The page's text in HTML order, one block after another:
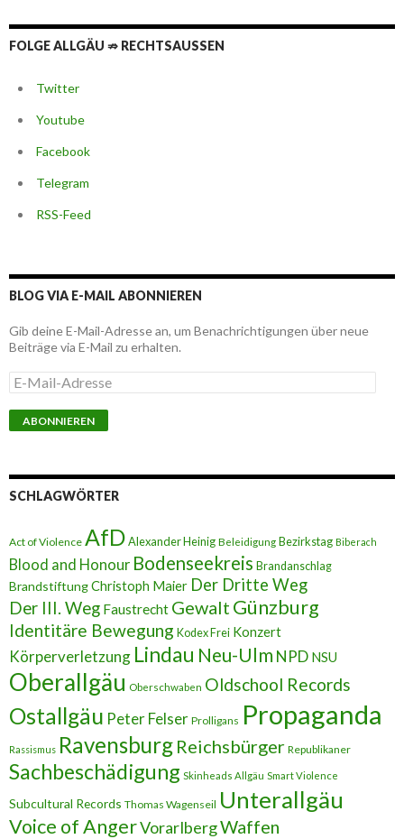
FOLGE ALLGÄU ⇏ RECHTSAUSSEN
Twitter
Youtube
Facebook
Telegram
RSS-Feed
BLOG VIA E-MAIL ABONNIEREN
Gib deine E-Mail-Adresse an, um Benachrichtigungen über neue
Beiträge via E-Mail zu erhalten.
E
-
M
a
-
A
e
s
s
e
SCHLAGWÖRTER
Act of Violence AfDAlexander Heinig Beleidigung Bezirkstag Biberach
Blood and Honour Bodenseekreis Brandanschlag
BrandstiftungChristoph Maier Der Dritte Weg
Der III. Weg Faustrecht Gewalt Günzburg
Identitäre Bewegung Kodex Frei Konzert
Körperverletzung Lindau Neu-Ulm NPD NSU
Oberallgäu Oberschwaben Oldschool Records
Ostallgäu Peter Felser Prolligans Propaganda
Rassismus Ravensburg Reichsbürger Republikaner
Sachbeschädigung Skinheads Allgäu Smart Violence
Subcultural Records Thomas Wagenseil Unterallgäu
Voice of AngerVorarlbergWaffen